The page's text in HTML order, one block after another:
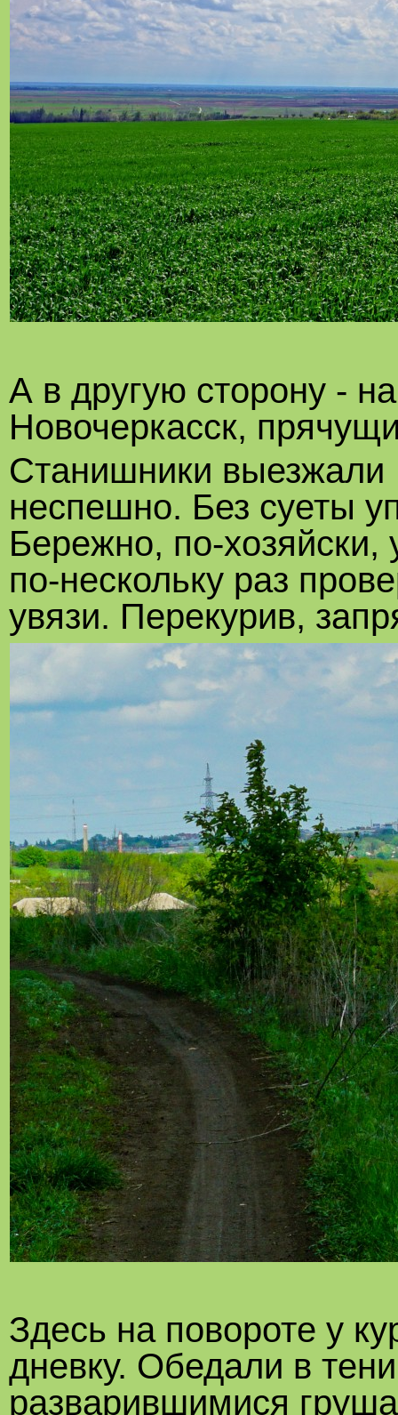
А в другую сторону -
Новочеркасск,
Станишники выезжали
неспешно. Без суеты
Бережно, по-
по-нескольку раз
увязи. Перекурив,
Здесь на повороте у
дневку. Обедали в
разварившимися